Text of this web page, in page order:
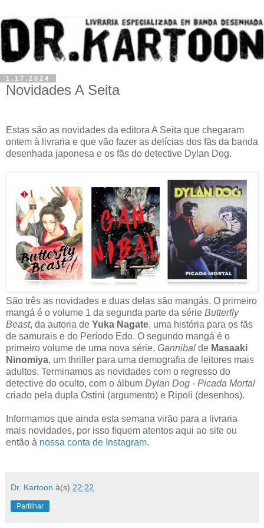
1.17.2024
Novidades A Seita
Estas são as novidades da editora A Seita que chegaram
ontem à livraria e que vão fazer as delícias dos fãs da banda
desenhada japonesa e os fãs do detective Dylan Dog.
São três as novidades e duas delas são mangás. O primeiro
mangá é o volume 1 da segunda parte da série Butterfly
Beast, da autoria de Yuka Nagate, uma história para os fãs
de samurais e do Período Edo. O segundo mangá é o
primeiro volume de uma nova série, Gannibal de Masaaki
Ninomiya, um thriller para uma demografia de leitores mais
adultos. Terminamos as novidades com o regresso do
detective do oculto, com o álbum Dylan Dog - Picada Mortal
criado pela dupla Ostini (argumento) e Ripoli (desenhos).
Informamos que ainda esta semana virão para a livraria
mais novidades, por isso fiquem atentos aqui ao site ou
então à nossa conta de Instagram.
Dr. Kartoon à(s) 22:22
Partilhar